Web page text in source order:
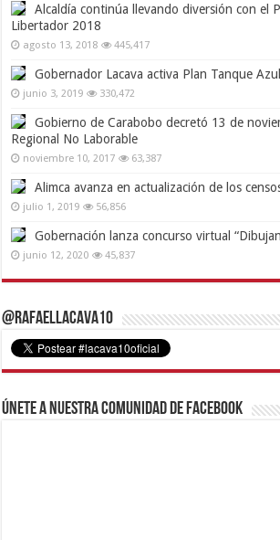
Alcaldía continúa llevando diversión con el
Libertador 2018
agosto 13, 2018 445,417
Gobernador Lacava activa Plan Tanque
junio 3, 2019 330,472
Gobierno de Carabobo decretó 13 de
Regional No Laborable
noviembre 10, 2017 63,387
Alimca avanza en actualización de los
julio 1, 2019 56,856
Gobernación lanza concurso virtual
junio 12, 2020 45,837
@RafaelLacava10
Únete a nuestra comunidad de Facebook